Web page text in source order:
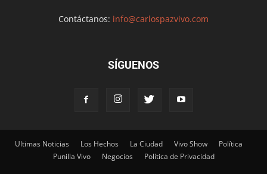
Contáctanos: info@carlospazvivo.com
SÍGUENOS
Ultimas Noticias Los Hechos La Ciudad Vivo Show
Política
Punilla Vivo
Negocios Política de Privacidad